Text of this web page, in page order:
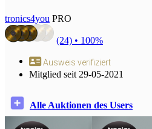
tronics4you PRO
(24) • 100%
Ausweis verifiziert
Mitglied seit 29-05-2021
Alle Auktionen des Users